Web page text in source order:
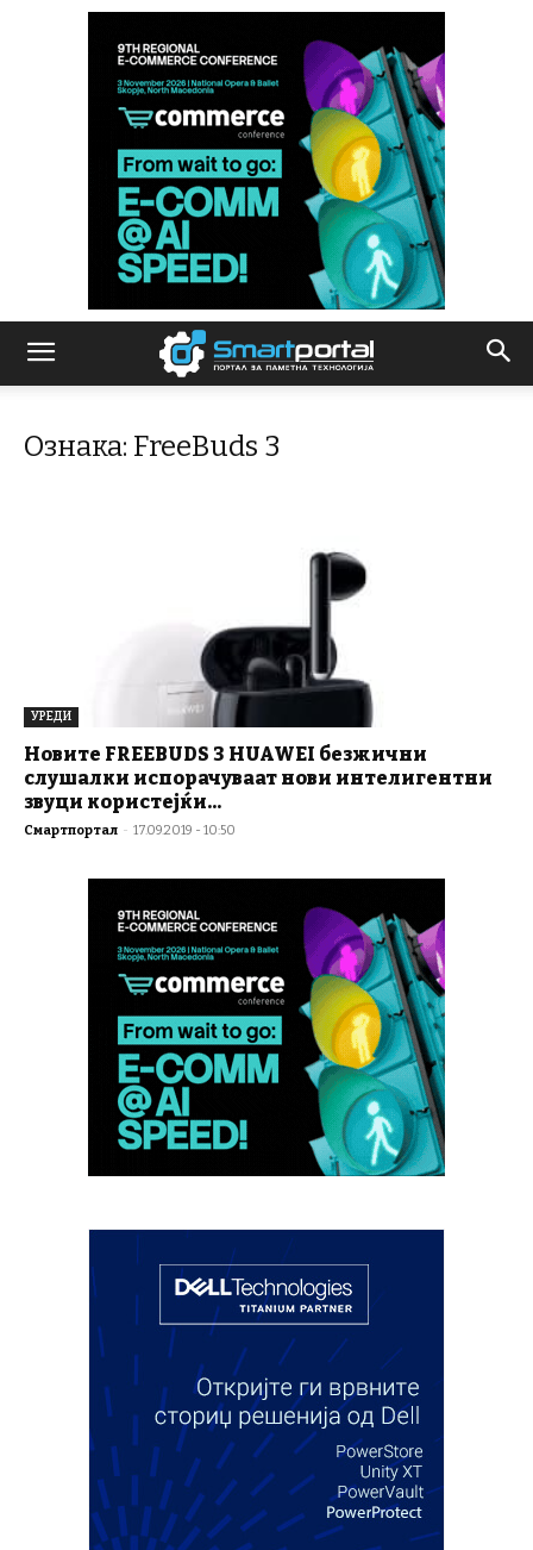
Ознака: FreeBuds 3
УРЕДИ
Новите FREEBUDS 3 HUAWEI безжични
слушалки испорачуваат нови интелигентни
звуци користејќи...
Смартпортал - 17.09.2019 - 10:50